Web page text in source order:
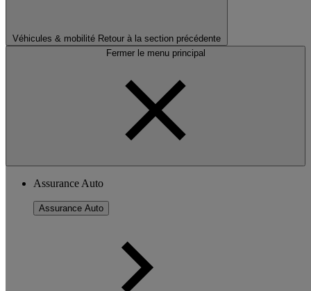
Véhicules & mobilité Retour à la section précédente
Fermer le menu principal
Assurance Auto
Assurance Auto